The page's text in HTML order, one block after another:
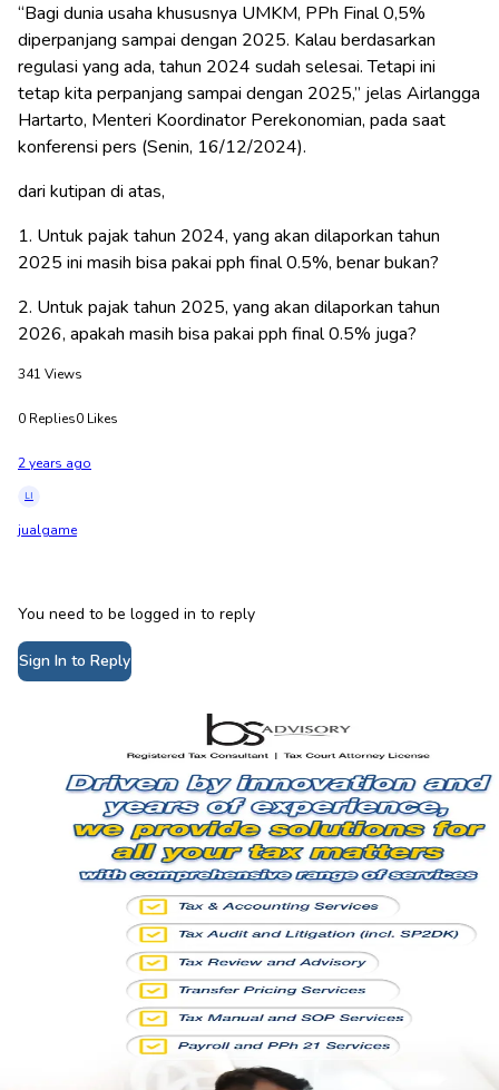
“Bagi dunia usaha khususnya UMKM, PPh Final 0,5%
diperpanjang sampai dengan 2025. Kalau berdasarkan
regulasi yang ada, tahun 2024 sudah selesai. Tetapi ini
tetap kita perpanjang sampai dengan 2025,” jelas Airlangga
Hartarto, Menteri Koordinator Perekonomian, pada saat
konferensi pers (Senin, 16/12/2024).
dari kutipan di atas,
1. Untuk pajak tahun 2024, yang akan dilaporkan tahun
2025 ini masih bisa pakai pph final 0.5%, benar bukan?
2. Untuk pajak tahun 2025, yang akan dilaporkan tahun
2026, apakah masih bisa pakai pph final 0.5% juga?
341 Views
0 Replies0 Likes
2 years ago
LI
jualgame
You need to be logged in to reply
Sign In to Reply